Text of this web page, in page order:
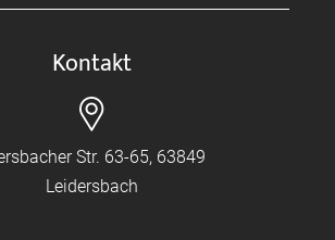
Kontakt
Str. 63-65, 63849
Leidersbach